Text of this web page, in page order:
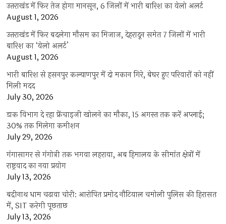
उत्तराखंड में फिर तेज होगा मानसून, 6 जिलों में भारी बारिश का येलो अलर्ट
August 1, 2026
उत्तराखंड में फिर बदलेगा मौसम का मिजाज, देहरादून समेत 7 जिलों में भारी
बारिश का ‘येलो अलर्ट’
August 1, 2026
भारी बारिश से हसनपुर कल्याणपुर में दो मकान गिरे, बेघर हुए परिवारों को नहीं
मिली मदद
July 30, 2026
डाक विभाग दे रहा फ्रेंचाइजी खोलने का मौका, 15 अगस्त तक करें अप्लाई;
30% तक मिलेगा कमीशन
July 29, 2026
गंगासागर से गंगोत्री तक भगवा लहराया, अब हिमालय के सीमांत क्षेत्रों में
राष्ट्रवाद का नया प्रयोग
July 13, 2026
बद्रीनाथ धाम चढ़ावा चोरी: आरोपित प्रमोद नौटियाल चमोली पुलिस की हिरासत
में, SIT करेगी पूछताछ
July 13, 2026